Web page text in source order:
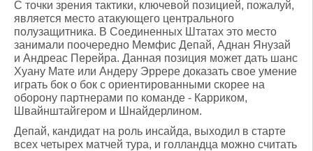
С точки зрения тактики, ключевой позицией, пожалуй,
является место атакующего центрального
полузащитника. В Соединенных Штатах это место
занимали поочередно Мемфис Депай, Аднан Янузай
и Андреас Перейра. Данная позиция может дать шанс
Хуану Мате или Андеру Эррере доказать свое умение
играть бок о бок с ориентированными скорее на
оборону партнерами по команде - Карриком,
Швайнштайгером и Шнайдерлином.
Депай, кандидат на роль инсайда, выходил в старте
всех четырех матчей тура, и голландца можно считать